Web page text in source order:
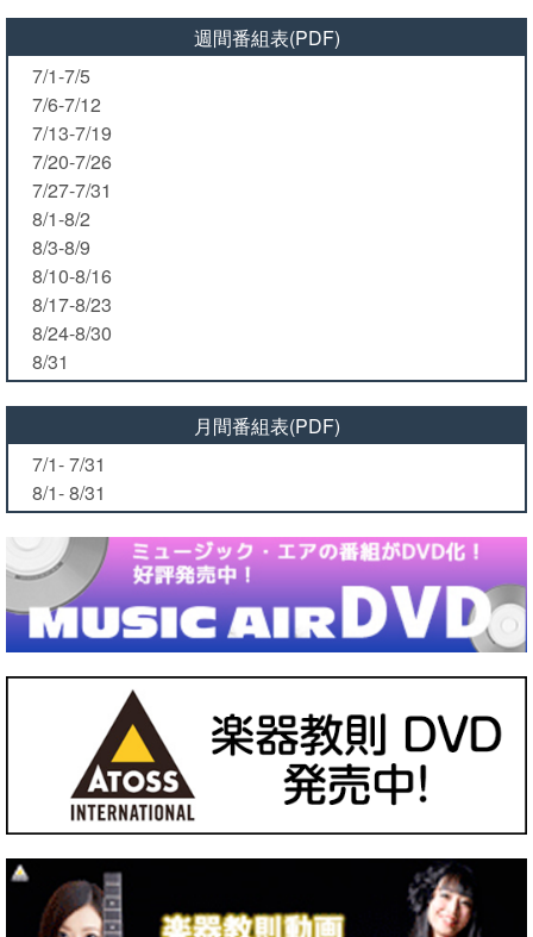
週間番組表(PDF)
7/1-7/5
7/6-7/12
7/13-7/19
7/20-7/26
7/27-7/31
8/1-8/2
8/3-8/9
8/10-8/16
8/17-8/23
8/24-8/30
8/31
月間番組表(PDF)
7/1- 7/31
8/1- 8/31